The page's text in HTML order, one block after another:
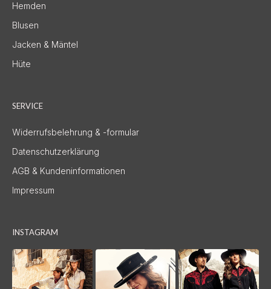
Hemden
Blusen
Jacken & Mäntel
Hüte
SERVICE
Widerrufsbelehrung & -formular
Datenschutzerklärung
AGB & Kundeninformationen
Impressum
INSTAGRAM